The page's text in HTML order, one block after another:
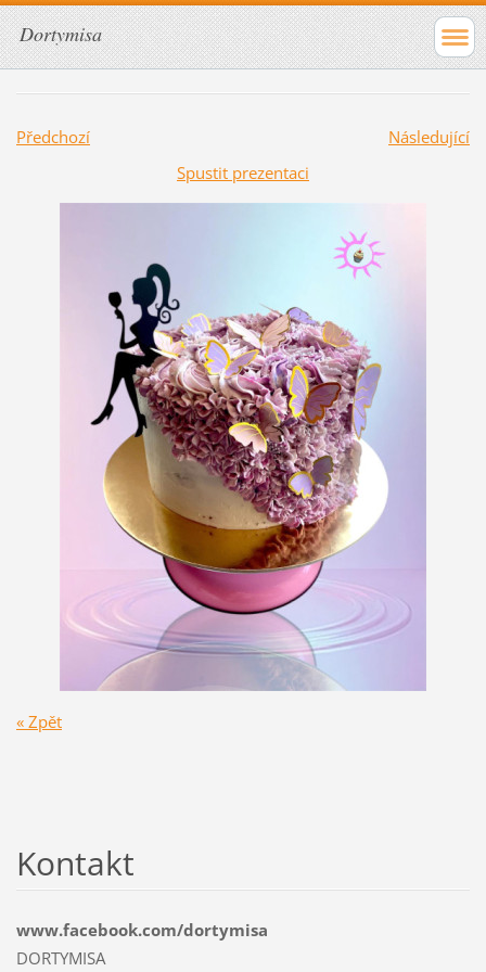
Dortymisa
Předchozí
Následující
Spustit prezentaci
« Zpět
Kontakt
www.facebook.com/dortymisa
DORTYMISA